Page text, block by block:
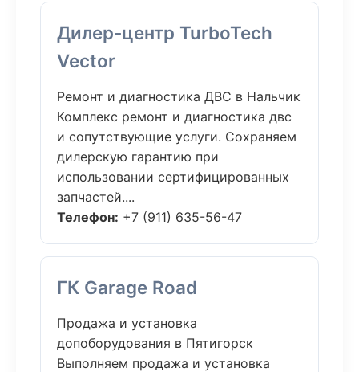
Дилер-центр TurboTech
Vector
Ремонт и диагностика ДВС в Нальчик
Комплекс ремонт и диагностика двс
и сопутствующие услуги. Сохраняем
дилерскую гарантию при
использовании сертифицированных
запчастей....
Телефон: +7 (911) 635-56-47
ГК Garage Road
Продажа и установка
допоборудования в Пятигорск
Выполняем продажа и установка